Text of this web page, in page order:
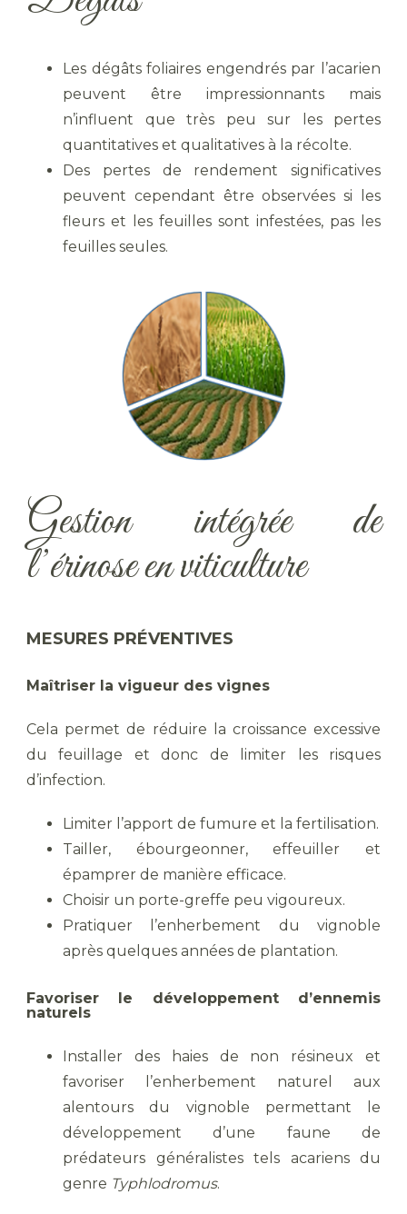
Les dégâts foliaires engendrés par l’acarien
peuvent être impressionnants mais
n’influent que très peu sur les pertes
quantitatives et qualitatives à la récolte.
Des pertes de rendement significatives
peuvent cependant être observées si les
fleurs et les feuilles sont infestées, pas les
feuilles seules.
Gestion intégrée de
l’érinose en viticulture
MESURES PRÉVENTIVES
Maîtriser la vigueur des vignes
Cela permet de réduire la croissance excessive
du feuillage et donc de limiter les risques
d’infection.
Limiter l’apport de fumure et la fertilisation.
Tailler, ébourgeonner, effeuiller et
épamprer de manière efficace.
Choisir un porte-greffe peu vigoureux.
Pratiquer l’enherbement du vignoble
après quelques années de plantation.
Favoriser le développement d’ennemis
naturels
Installer des haies de non résineux et
favoriser l’enherbement naturel aux
alentours du vignoble permettant le
développement d’une faune de
prédateurs généralistes tels acariens du
genre Typhlodromus.